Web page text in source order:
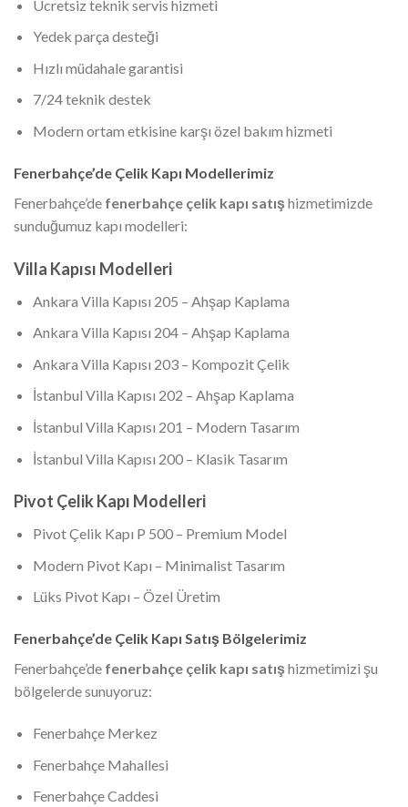
Ücretsiz teknik servis hizmeti
Yedek parça desteği
Hızlı müdahale garantisi
7/24 teknik destek
Modern ortam etkisine karşı özel bakım hizmeti
Fenerbahçe’de Çelik Kapı Modellerimiz
Fenerbahçe’de fenerbahçe çelik kapı satışhizmetimizde
sunduğumuz kapı modelleri:
Villa Kapısı Modelleri
Ankara Villa Kapısı 205 – Ahşap Kaplama
Ankara Villa Kapısı 204 – Ahşap Kaplama
Ankara Villa Kapısı 203 – Kompozit Çelik
İstanbul Villa Kapısı 202 – Ahşap Kaplama
İstanbul Villa Kapısı 201 – Modern Tasarım
İstanbul Villa Kapısı 200 – Klasik Tasarım
Pivot Çelik Kapı Modelleri
Pivot Çelik Kapı P 500 – Premium Model
Modern Pivot Kapı – Minimalist Tasarım
Lüks Pivot Kapı – Özel Üretim
Fenerbahçe’de Çelik Kapı Satış Bölgelerimiz
Fenerbahçe’de fenerbahçe çelik kapı satışhizmetimizi şu
bölgelerde sunuyoruz:
Fenerbahçe Merkez
Fenerbahçe Mahallesi
Fenerbahçe Caddesi